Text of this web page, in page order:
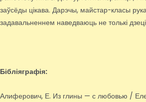
заўсёды цікава. Дарэчы, майстар-класы
задавальненнем наведваюць не толькі
Бібліяграфія:
Алиферович, Е. Из глины — с любовью /